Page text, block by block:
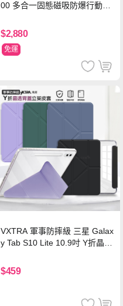
00 多合一固態磁吸防爆行動電
$2,880
免運
VXTRA 軍事防摔級 三星 Galax
y Tab S10 Lite 10.9吋 Y折晶透
$459